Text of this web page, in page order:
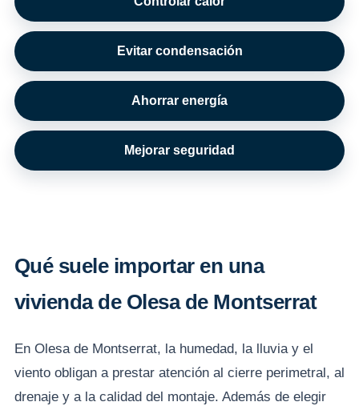
Evitar condensación
Ahorrar energía
Mejorar seguridad
Qué suele importar en una
vivienda de Olesa de Montserrat
En Olesa de Montserrat, la humedad, la lluvia y el
viento obligan a prestar atención al cierre perimetral, al
drenaje y a la calidad del montaje. Además de elegir